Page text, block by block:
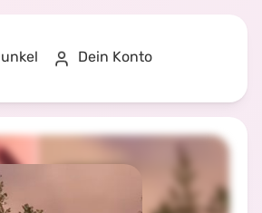
Dein Konto